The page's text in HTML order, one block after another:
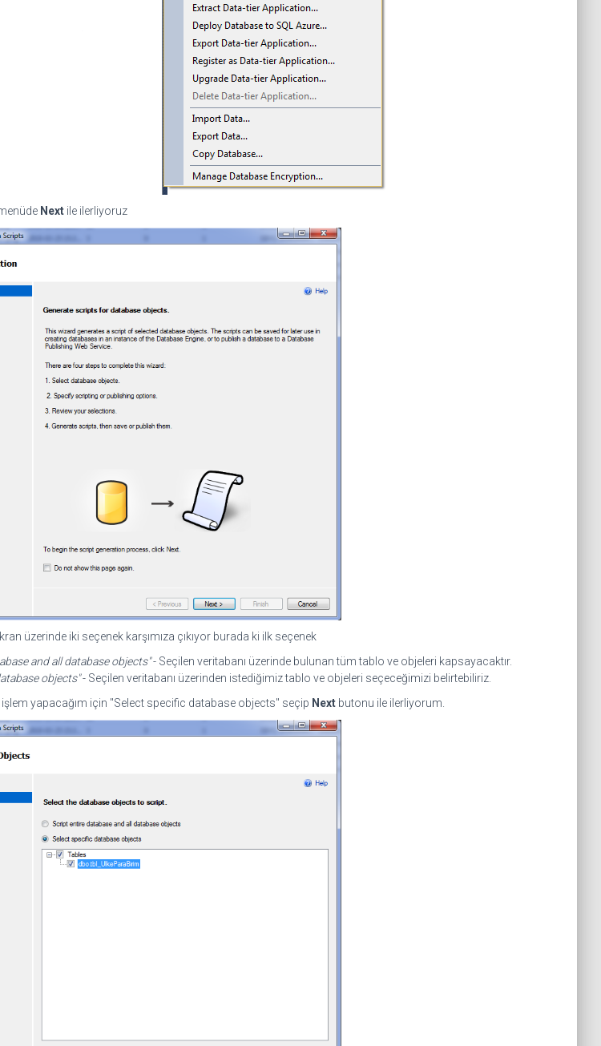
Next ile ilerliyoruz
üzerinde iki seçenek karşımıza çıkıyor burada ki ilk seçenek
and all database objects"- Seçilen veritabanı üzerinde bulunan tüm tablo ve objeleri kapsayacaktır.
objects"- Seçilen veritabanı üzerinden istediğimiz tablo ve objeleri seçeceğimizi belirtebiliriz.
yapacağım için "Select specific database objects" seçip Next butonu ile ilerliyorum.